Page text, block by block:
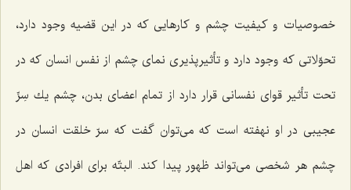
خصوصیات و كیفیت چشم و كارهایی كه در این قضیه وجود دارد،
تحوّلاتی كه وجود دارد و تأثیرپذیری نمای چشم از نفس انسان كه در
تحت تأثیر قوای نفسانی قرار دارد از تمام اعضای بدن، چشم یك سِرِّ
عجیبی در او نهفته است كه می‌توان گفت كه سرّ خلقت انسان در
چشم هر شخصی می‌تواند ظهور پیدا كند. البتّه برای افرادی كه اهل